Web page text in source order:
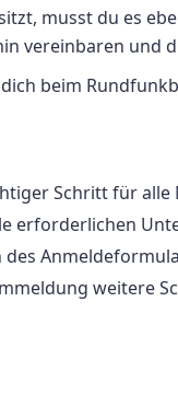
musst du es
vereinbaren und
beim
Schritt für
erforderlichen
weitere